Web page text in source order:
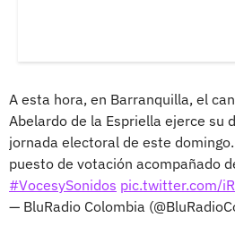
A esta hora, en Barranquilla, el
Abelardo de la Espriella ejerce su
jornada electoral de este
puesto de votación acompañado
#VocesySonidos pic.twitter.com/
— BluRadio Colombia